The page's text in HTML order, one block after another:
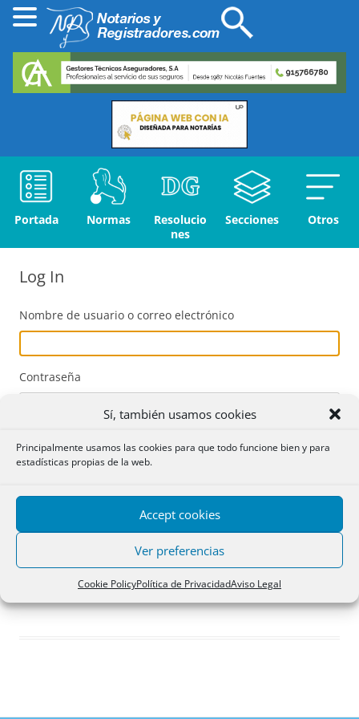
Sí, también usamos cookies
Principalmente usamos las cookies para que todo funcione bien y para
estadísticas propias de la web.
Accept cookies
Ver preferencias
Cookie PolicyPolítica de PrivacidadAviso Legal
Portada Normas
Resolucio
nes
Secciones Otros
Log In
Nombre de usuario o correo electrónico
Contraseña
Acceder
Registro
¿Has olvidado tu contraseña?